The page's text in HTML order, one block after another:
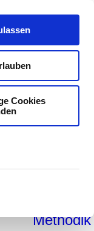
Cookies
-Deutsch